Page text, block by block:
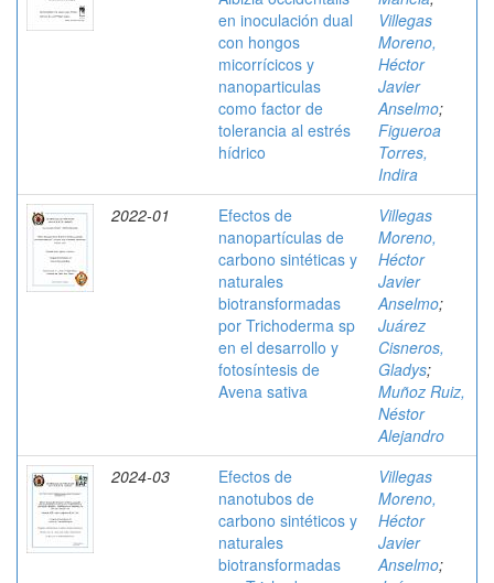
en inoculación dual
con hongos
micorrícicos y
nanoparticulas
como factor de
tolerancia al estrés
hídrico
Villegas
Moreno,
Héctor
Javier
Anselmo;
Figueroa
Torres,
Indira
2022-01
Efectos de
nanopartículas de
carbono sintéticas y
naturales
biotransformadas
por Trichoderma sp
en el desarrollo y
fotosíntesis de
Avena sativa
Villegas
Moreno,
Héctor
Javier
Anselmo;
Juárez
Cisneros,
Gladys;
Muñoz Ruiz,
Néstor
Alejandro
2024-03
Efectos de
nanotubos de
carbono sintéticos y
naturales
biotransformadas
Villegas
Moreno,
Héctor
Javier
Anselmo;